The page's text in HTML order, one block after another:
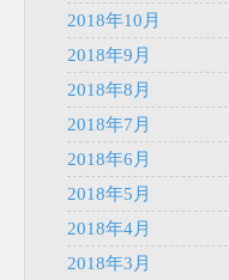
2018年10月
2018年9月
2018年8月
2018年7月
2018年6月
2018年5月
2018年4月
2018年3月